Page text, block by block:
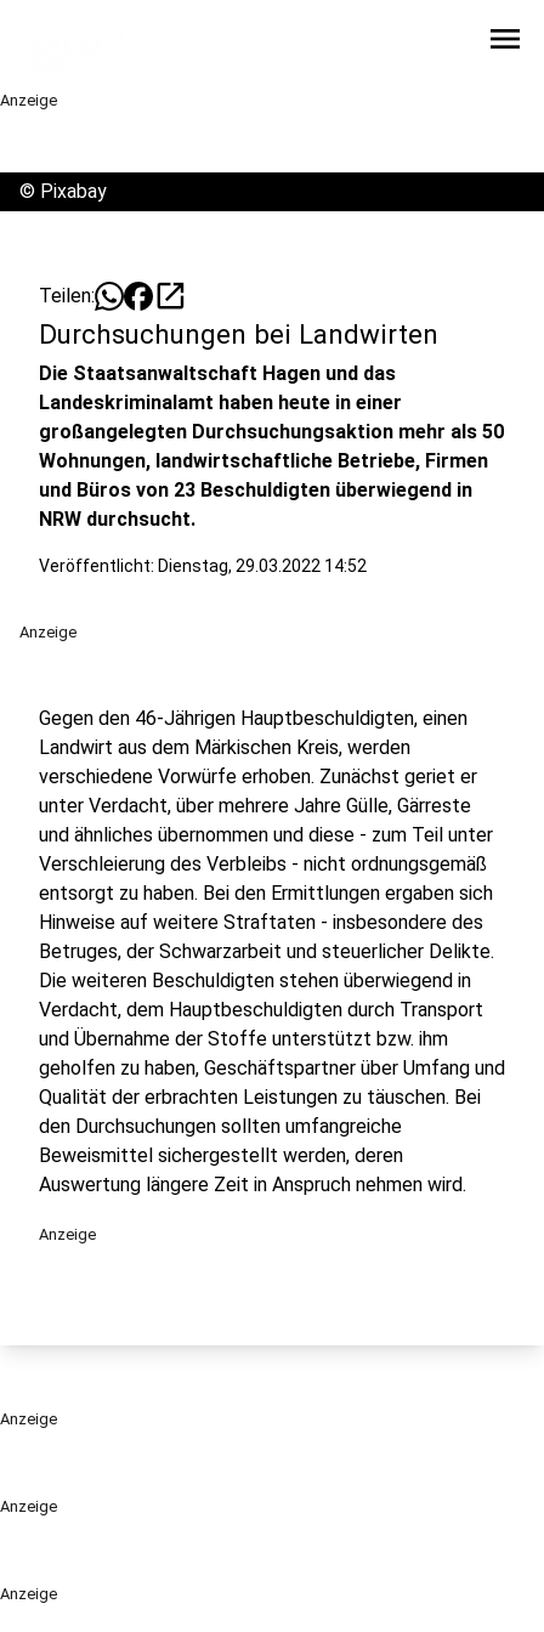
menu
Anzeige
Anzeige
Anzeige
© Pixabay
Teilen: open_in_new
Durchsuchungen bei Landwirten
Die Staatsanwaltschaft Hagen und das
Landeskriminalamt haben heute in einer
großangelegten Durchsuchungsaktion mehr als 50
Wohnungen, landwirtschaftliche Betriebe, Firmen
und Büros von 23 Beschuldigten überwiegend in
NRW durchsucht.
Veröffentlicht: Dienstag, 29.03.2022 14:52
Anzeige
Gegen den 46-Jährigen Hauptbeschuldigten, einen
Landwirt aus dem Märkischen Kreis, werden
verschiedene Vorwürfe erhoben. Zunächst geriet er
unter Verdacht, über mehrere Jahre Gülle, Gärreste
und ähnliches übernommen und diese - zum Teil unter
Verschleierung des Verbleibs - nicht ordnungsgemäß
entsorgt zu haben. Bei den Ermittlungen ergaben sich
Hinweise auf weitere Straftaten - insbesondere des
Betruges, der Schwarzarbeit und steuerlicher Delikte.
Die weiteren Beschuldigten stehen überwiegend in
Verdacht, dem Hauptbeschuldigten durch Transport
und Übernahme der Stoffe unterstützt bzw. ihm
geholfen zu haben, Geschäftspartner über Umfang und
Qualität der erbrachten Leistungen zu täuschen. Bei
den Durchsuchungen sollten umfangreiche
Beweismittel sichergestellt werden, deren
Auswertung längere Zeit in Anspruch nehmen wird.
Anzeige
Anzeige